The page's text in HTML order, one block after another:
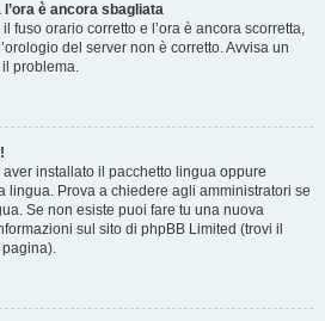
è ancora sbagliata
fuso orario corretto e l’ora è ancora scorretta,
del server non è corretto. Avvisa un
problema.
aver installato il pacchetto lingua oppure
lingua. Prova a chiedere agli amministratori se
Se non esiste puoi fare tu una nuova
sul sito di phpBB Limited (trovi il